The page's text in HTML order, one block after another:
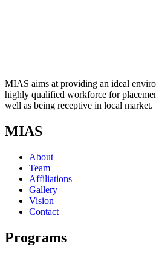
MIAS aims at providing an ideal
highly qualified workforce for
well as being receptive in local market.
MIAS
About
Team
Affiliations
Gallery
Vision
Contact
Programs